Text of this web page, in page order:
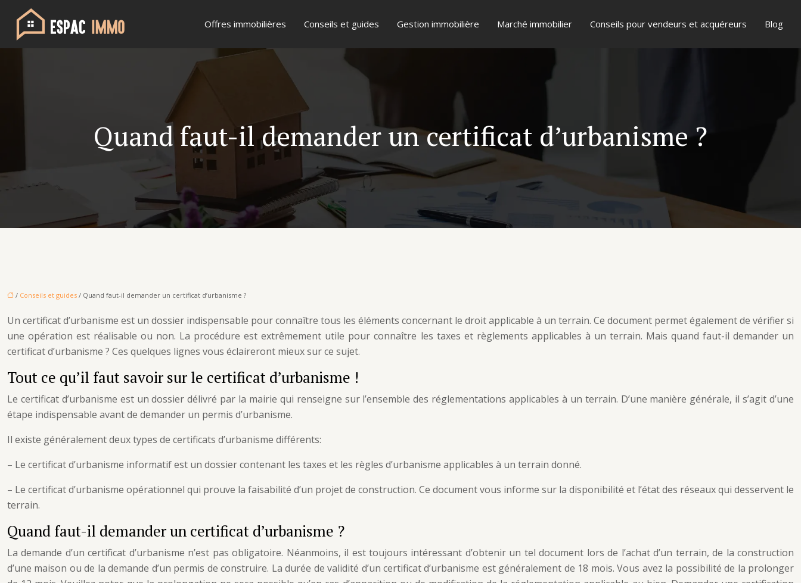
Offres immobilières Conseils et guides Gestion immobilière Marché immobilier Conseils pour vendeurs et acquéreurs Blog
Quand faut-il demander un certificat d’urbanisme ?
/ Conseils et guides / Quand faut-il demander un certificat d’urbanisme ?
Un certificat d’urbanisme est un dossier indispensable pour connaître tous les éléments concernant le droit applicable à un terrain. Ce document permet également de vérifier si
une opération est réalisable ou non. La procédure est extrêmement utile pour connaître les taxes et règlements applicables à un terrain. Mais quand faut-il demander un
certificat d’urbanisme ? Ces quelques lignes vous éclaireront mieux sur ce sujet.
Tout ce qu’il faut savoir sur le certificat d’urbanisme !
Le certificat d’urbanisme est un dossier délivré par la mairie qui renseigne sur l’ensemble des réglementations applicables à un terrain. D’une manière générale, il s’agit d’une
étape indispensable avant de demander un permis d’urbanisme.
Il existe généralement deux types de certificats d’urbanisme différents:
– Le certificat d’urbanisme informatif est un dossier contenant les taxes et les règles d’urbanisme applicables à un terrain donné.
– Le certificat d’urbanisme opérationnel qui prouve la faisabilité d’un projet de construction. Ce document vous informe sur la disponibilité et l’état des réseaux qui desservent le
terrain.
Quand faut-il demander un certificat d’urbanisme ?
La demande d’un certificat d’urbanisme n’est pas obligatoire. Néanmoins, il est toujours intéressant d’obtenir un tel document lors de l’achat d’un terrain, de la construction
d’une maison ou de la demande d’un permis de construire. La durée de validité d’un certificat d’urbanisme est généralement de 18 mois. Vous avez la possibilité de la prolonger